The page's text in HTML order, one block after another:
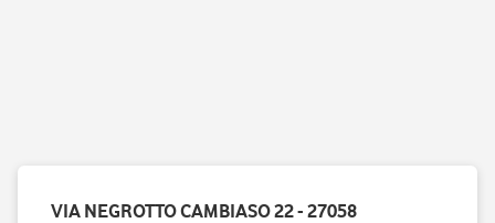
VIA NEGROTTO CAMBIASO 22 - 27058